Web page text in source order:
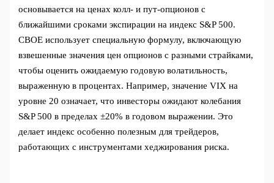
основывается на ценах колл- и пут-опционов с
ближайшими сроками экспирации на индекс S&P 500.
CBOE использует специальную формулу, включающую
взвешенные значения цен опционов с разными страйками,
чтобы оценить ожидаемую годовую волатильность,
выраженную в процентах. Например, значение VIX на
уровне 20 означает, что инвесторы ожидают колебания
S&P 500 в пределах ±20% в годовом выражении. Это
делает индекс особенно полезным для трейдеров,
работающих с инструментами хеджирования риска.